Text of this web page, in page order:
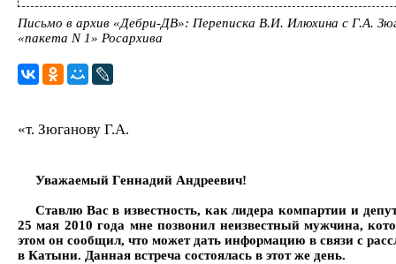
Письмо в архив «Дебри-ДВ»: Переписка В.И. Илюхина с Г.А.
«пакета N 1» Росархива
«т. Зюганову Г.А.
Уважаемый Геннадий Андреевич!
Ставлю Вас в известность, как лидера компартии и
25 мая 2010 года мне позвонил неизвестный мужчина,
этом он сообщил, что может дать информацию в связи с
в Катыни. Данная встреча состоялась в этот же день.